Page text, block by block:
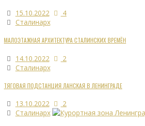
15.10.2022
4
Сталинарх
МАЛОЭТАЖНАЯ АРХИТЕКТУРА СТАЛИНСКИХ ВРЕМЁН
14.10.2022
2
Сталинарх
ТЯГОВАЯ ПОДСТАНЦИЯ ЛАНСКАЯ В ЛЕНИНГРАДЕ
13.10.2022
2
Сталинарх